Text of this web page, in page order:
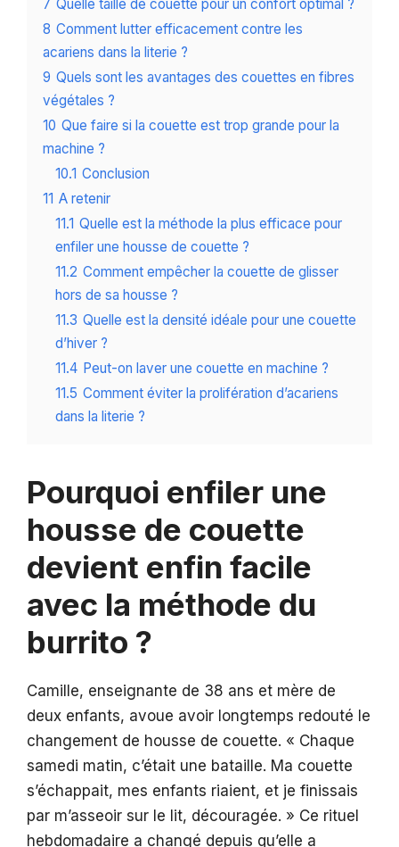
7 Quelle taille de couette pour un confort optimal ?
8 Comment lutter efficacement contre les
acariens dans la literie ?
9 Quels sont les avantages des couettes en fibres
végétales ?
10 Que faire si la couette est trop grande pour la
machine ?
10.1 Conclusion
11 A retenir
11.1 Quelle est la méthode la plus efficace pour
enfiler une housse de couette ?
11.2 Comment empêcher la couette de glisser
hors de sa housse ?
11.3 Quelle est la densité idéale pour une couette
d’hiver ?
11.4 Peut-on laver une couette en machine ?
11.5 Comment éviter la prolifération d’acariens
dans la literie ?
Pourquoi enfiler une
housse de couette
devient enfin facile
avec la méthode du
burrito ?
Camille, enseignante de 38 ans et mère de
deux enfants, avoue avoir longtemps redouté le
changement de housse de couette. « Chaque
samedi matin, c’était une bataille. Ma couette
s’échappait, mes enfants riaient, et je finissais
par m’asseoir sur le lit, découragée. » Ce rituel
hebdomadaire a changé depuis qu’elle a